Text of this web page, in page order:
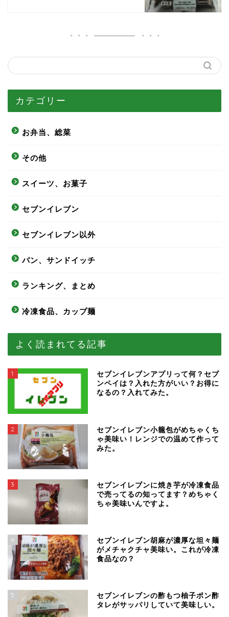
カテゴリー
お弁当、総菜
その他
スイーツ、お菓子
セブンイレブン
セブンイレブン以外
パン、サンドイッチ
ランキング、まとめ
冷凍食品、カップ麺
よく読まれてる記事
1
セブンイレブンアプリって何？セブ
ンペイは？入れた方がいい？お得に
なるの？入れてみた。
2
セブンイレブン小籠包がめちゃくち
ゃ美味い！レンジでの温めて作って
みた。
3
セブンイレブンに焼き芋が冷凍食品
で売ってるの知ってます？めちゃく
ちゃ美味いんですよ。
4
セブンイレブン胡麻が濃厚な坦々麺
がメチャクチャ美味い。これが冷凍
食品なの？
5
セブンイレブンの酢もつ柚子ポン酢
タレがサッパリしていて美味しい。